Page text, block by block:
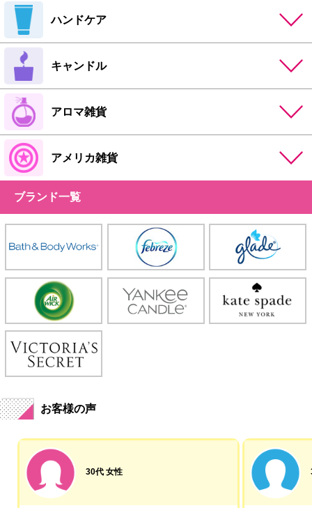
ハンドケア
キャンドル
アロマ雑貨
アメリカ雑貨
ブランド一覧
お客様の声
30代 女性